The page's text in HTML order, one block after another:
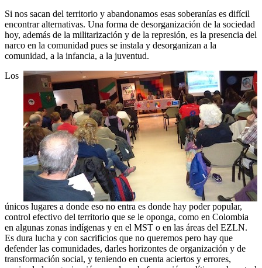
Si nos sacan del territorio y abandonamos esas soberanías es difícil
encontrar alternativas. Una forma de desorganización de la sociedad
hoy, además de la militarización y de la represión, es la presencia del
narco en la comunidad pues se instala y desorganizan a la
comunidad, a la infancia, a la juventud.
Los
únicos lugares a donde eso no entra es donde hay poder popular,
control efectivo del territorio que se le oponga, como en Colombia
en algunas zonas indígenas y en el MST o en las áreas del EZLN.
Es dura lucha y con sacrificios que no queremos pero hay que
defender las comunidades, darles horizontes de organización y de
transformación social, y teniendo en cuenta aciertos y errores,